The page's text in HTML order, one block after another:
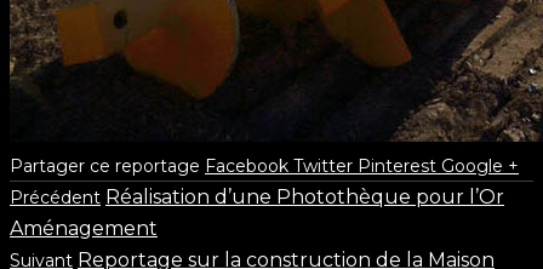
Partager ce reportage Facebook Twitter Pinterest Google +
Précédent Réalisation d’une Photothèque pour l’Or
Aménagement
Suivant Reportage sur la construction de la Maison